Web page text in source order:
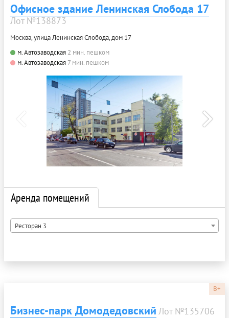
Офисное здание Ленинская Слобода 17
Лот №138873
Москва, улица Ленинская Слобода, дом 17
м. Автозаводская 2 мин. пешком
м. Автозаводская 7 мин. пешком
Аренда помещений
Ресторан 3
B+
Бизнес-парк Домодедовский Лот №135706